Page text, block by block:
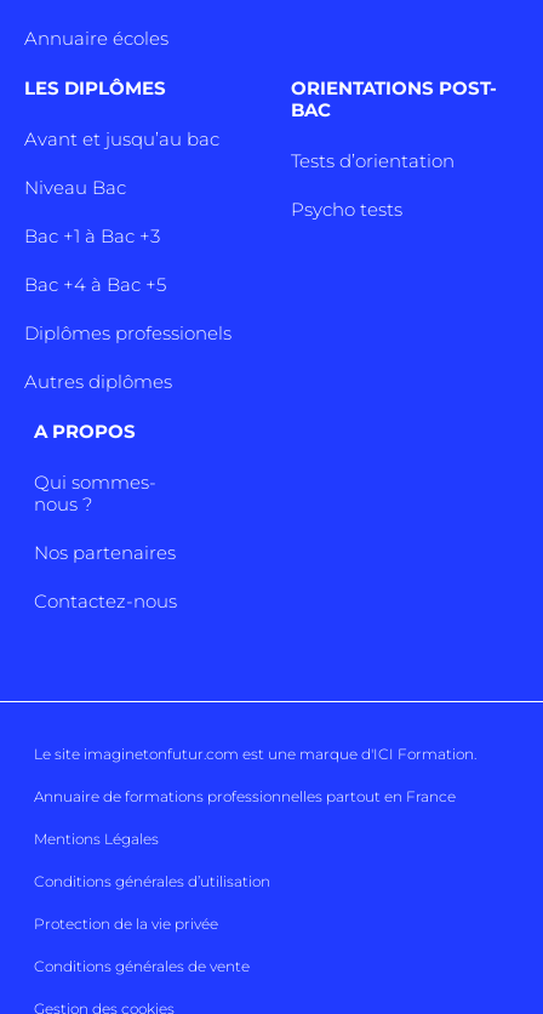
Annuaire écoles
LES DIPLÔMES
Avant et jusqu’au bac
Niveau Bac
Bac +1 à Bac +3
Bac +4 à Bac +5
Diplômes professionels
Autres diplômes
ORIENTATIONS POST-
BAC
Tests d’orientation
Psycho tests
A PROPOS
Qui sommes-
nous ?
Nos partenaires
Contactez-nous
Le site imaginetonfutur.com est une marque d'ICI Formation.
Annuaire de formations professionnelles partout en France
Mentions Légales
Conditions générales d’utilisation
Protection de la vie privée
Conditions générales de vente
Gestion des cookies